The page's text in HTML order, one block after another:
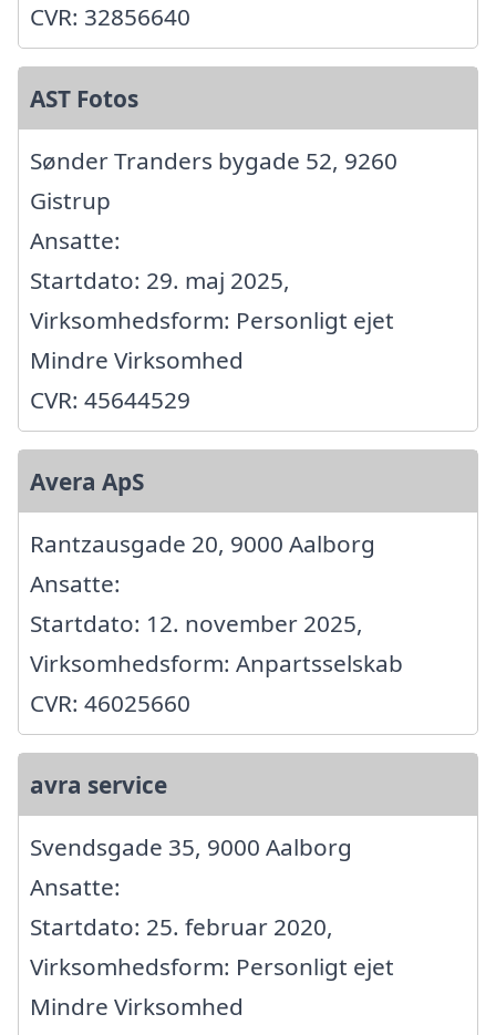
CVR: 32856640
AST Fotos
Sønder Tranders bygade 52, 9260
Gistrup
Ansatte:
Startdato: 29. maj 2025,
Virksomhedsform: Personligt ejet
Mindre Virksomhed
CVR: 45644529
Avera ApS
Rantzausgade 20, 9000 Aalborg
Ansatte:
Startdato: 12. november 2025,
Virksomhedsform: Anpartsselskab
CVR: 46025660
avra service
Svendsgade 35, 9000 Aalborg
Ansatte:
Startdato: 25. februar 2020,
Virksomhedsform: Personligt ejet
Mindre Virksomhed